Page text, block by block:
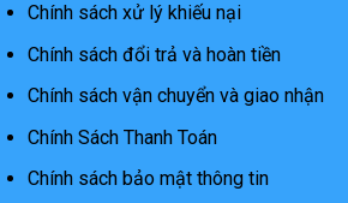
Chính sách xử lý khiếu nại
Chính sách đổi trả và hoàn tiền
Chính sách vận chuyển và giao nhận
Chính Sách Thanh Toán
Chính sách bảo mật thông tin